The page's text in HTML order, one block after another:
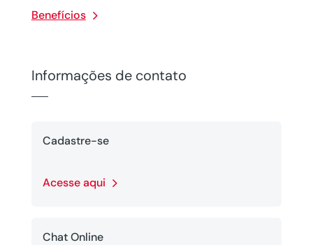
Benefícios
Informações de contato
Cadastre-se
Acesse aqui
Chat Online